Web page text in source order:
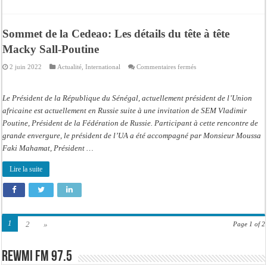
Sommet de la Cedeao: Les détails du tête à tête
Macky Sall-Poutine
2 juin 2022 Actualité ,International Commentaires ferméssur
Cedeao:
Les
détails
tête
tête
Le Président de la République du Sénégal, actuellement président de l’Union
africaine est actuellement en Russie suite à une invitation de SEM Vladimir
Poutine, Président de la Fédération de Russie. Participant à cette rencontre de
grande envergure, le président de l’UA a été accompagné par Monsieur Moussa
Faki Mahamat, Président …
Lire la suite
Page 1 of 2
1 2 »
Rewmi FM 97.5